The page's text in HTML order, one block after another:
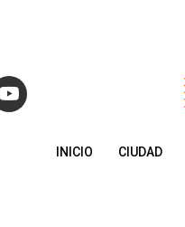
INICIO CIUDAD